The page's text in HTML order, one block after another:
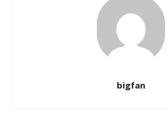
bigfan